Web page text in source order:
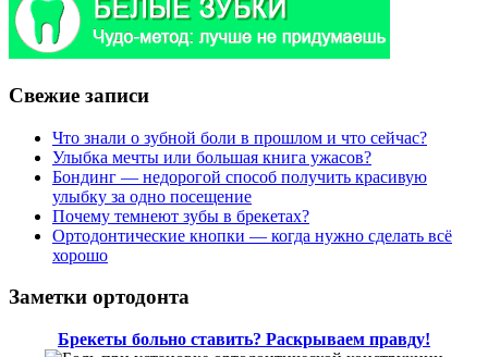
Свежие записи
Что знали о зубной боли в прошлом и что сейчас?
Улыбка мечты или большая книга ужасов?
Бондинг — недорогой способ получить красивую
улыбку за одно посещение
Почему темнеют зубы в брекетах?
Ортодонтические кнопки — когда нужно сделать всё
хорошо
Заметки ортодонта
Брекеты больно ставить? Раскрываем правду!